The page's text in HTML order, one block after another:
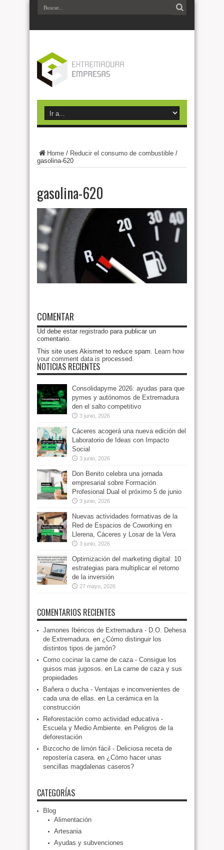
Home / Reducir el consumo de combustible /
gasolina-620
gasolina-620
COMENTAR
Ud debe estar registrado para publicar un
comentario.
This site uses Akismet to reduce spam. Learn how
your comment data is processed.
NOTICIAS RECIENTES
Consolidapyme 2026: ayudas para que
pymes y autónomos de Extremadura
den el salto competitivo
3 junio, 2026
Cáceres acogerá una nueva edición del
Laboratorio de Ideas con Impacto
Social
3 junio, 2026
Don Benito celebra una jornada
empresarial sobre Formación
Profesional Dual el próximo 5 de junio
3 junio, 2026
Nuevas actividades formativas de la
Red de Espacios de Coworking en
Llerena, Cáceres y Losar de la Vera
3 junio, 2026
Optimización del marketing digital: 10
estrategias para multiplicar el retorno
de la inversión
27 mayo, 2026
COMENTARIOS RECIENTES
Jamones Ibéricos de Extremadura - D.O. Dehesa
de Extremadura. en ¿Cómo distinguir los
distintos tipos de jamón?
Como cocinar la carne de caza - Consigue los
guisos mas jugosos. en La carne de caza y sus
propiedades
Bañera o ducha - Ventajas e inconvenientes de
cada una de ellas. en La cerámica en la
construcción
Reforestación como actividad educativa -
Escuela y Medio Ambiente. en Peligros de la
deforestación
Bizcocho de limón fácil - Deliciosa receta de
repostería casera. en ¿Cómo hacer unas
sencillas magdalenas caseros?
CATEGORÍAS
Blog
Alimentación
Artesania
Ayudas y subvenciones